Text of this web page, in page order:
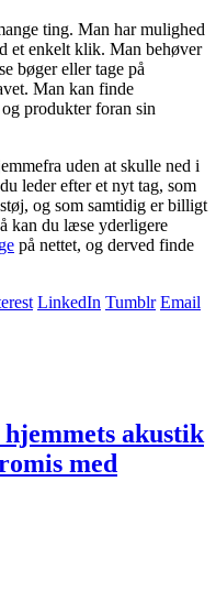
ting. Man har mulighed
et enkelt klik. Man behøver
bøger eller tage på
Man kan finde
produkter foran sin
uden at skulle ned i
leder efter et nyt tag, som
og som samtidig er billigt
kan du læse yderligere
på nettet, og derved finde
LinkedIn Tumblr Email
akustik
med